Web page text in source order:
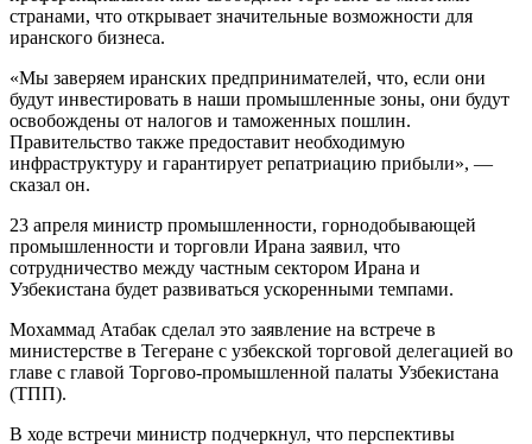
странами, что открывает значительные возможности для
иранского бизнеса.
«Мы заверяем иранских предпринимателей, что, если они
будут инвестировать в наши промышленные зоны, они будут
освобождены от налогов и таможенных пошлин.
Правительство также предоставит необходимую
инфраструктуру и гарантирует репатриацию прибыли», —
сказал он.
23 апреля министр промышленности, горнодобывающей
промышленности и торговли Ирана заявил, что
сотрудничество между частным сектором Ирана и
Узбекистана будет развиваться ускоренными темпами.
Мохаммад Атабак сделал это заявление на встрече в
министерстве в Тегеране с узбекской торговой делегацией во
главе с главой Торгово-промышленной палаты Узбекистана
(ТПП).
В ходе встречи министр подчеркнул, что перспективы